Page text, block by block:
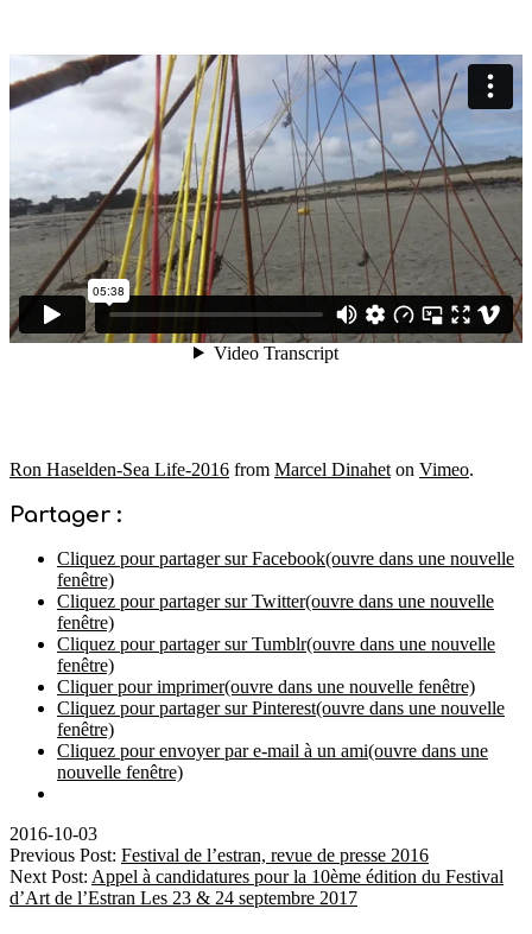
Ron Haselden-Sea Life-2016 from Marcel Dinahet on Vimeo.
Partager :
Cliquez pour partager sur Facebook(ouvre dans une nouvelle
fenêtre)
Cliquez pour partager sur Twitter(ouvre dans une nouvelle
fenêtre)
Cliquez pour partager sur Tumblr(ouvre dans une nouvelle
fenêtre)
Cliquer pour imprimer(ouvre dans une nouvelle fenêtre)
Cliquez pour partager sur Pinterest(ouvre dans une nouvelle
fenêtre)
Cliquez pour envoyer par e-mail à un ami(ouvre dans une
nouvelle fenêtre)
2016-10-03
Previous Post: Festival de l’estran, revue de presse 2016
Next Post: Appel à candidatures pour la 10ème édition du Festival
d’Art de l’Estran Les 23 & 24 septembre 2017